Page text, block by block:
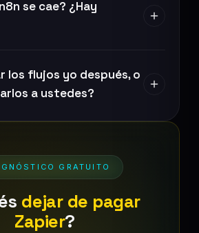
se cae? ¿Hay
los flujos yo después, o
a ustedes?
GRATUITO
dejar de pagar
Zapier?